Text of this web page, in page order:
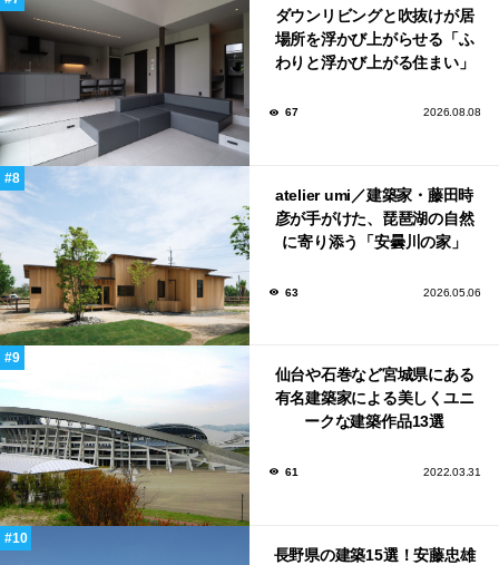
ダウンリビングと吹抜けが居
場所を浮かび上がらせる「ふ
わりと浮かび上がる住まい」
67 2026.08.08
atelier umi／建築家・藤田時
彦が手がけた、琵琶湖の自然
に寄り添う「安曇川の家」
63 2026.05.06
仙台や石巻など宮城県にある
有名建築家による美しくユニ
ークな建築作品13選
61 2022.03.31
長野県の建築15選！安藤忠雄